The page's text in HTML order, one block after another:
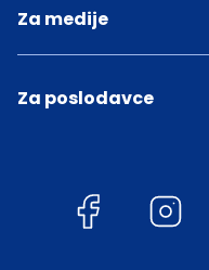
Za medije
Za poslodavce